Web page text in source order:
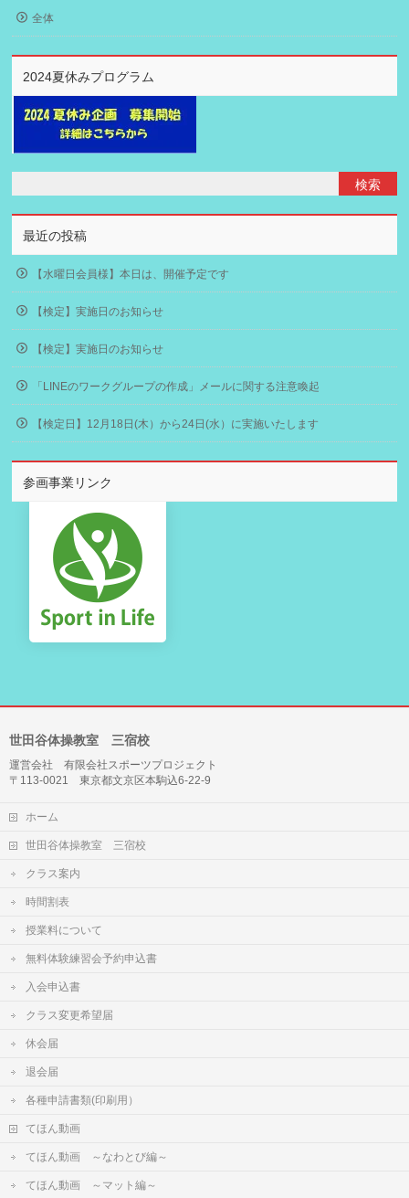
全体
2024夏休みプログラム
最近の投稿
【水曜日会員様】本日は、開催予定です
【検定】実施日のお知らせ
【検定】実施日のお知らせ
「LINEのワークグループの作成」メールに関する注意喚起
【検定日】12月18日(木）から24日(水）に実施いたします
参画事業リンク
世田谷体操教室 三宿校
運営会社 有限会社スポーツプロジェクト
〒113-0021 東京都文京区本駒込6-22-9
ホーム
世田谷体操教室 三宿校
クラス案内
時間割表
授業料について
無料体験練習会予約申込書
入会申込書
クラス変更希望届
休会届
退会届
各種申請書類(印刷用）
てほん動画
てほん動画 ～なわとび編～
てほん動画 ～マット編～